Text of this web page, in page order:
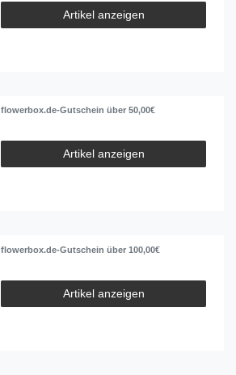
Artikel anzeigen
flowerbox.de-Gutschein über 50,00€
Artikel anzeigen
flowerbox.de-Gutschein über 100,00€
Artikel anzeigen